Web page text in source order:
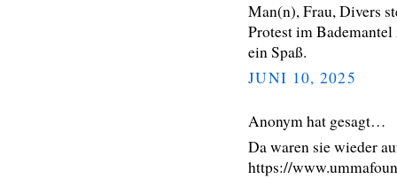
Man(n), Frau, Divers
Protest im
ein Spaß.
JUNI 10, 2025
Anonym hat gesagt…
Da waren sie wieder
https://